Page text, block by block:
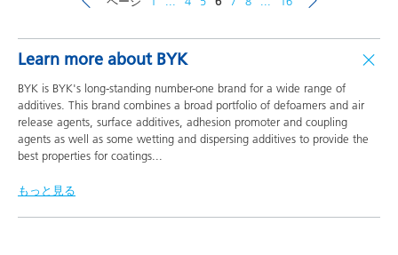
Learn more about BYK
BYK is BYK's long-standing number-one brand for a wide range of
additives. This brand combines a broad portfolio of defoamers and air
release agents, surface additives, adhesion promoter and coupling
agents as well as some wetting and dispersing additives to provide the
best properties for coatings
もっと見る